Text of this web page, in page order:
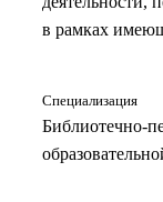
в рамках
Специализация
Библиотечно-